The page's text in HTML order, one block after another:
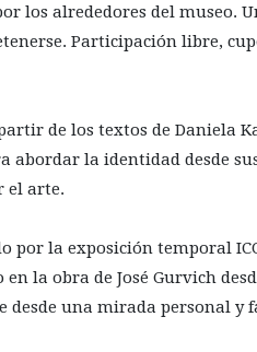
los alrededores del museo.
Participación libre,
de los textos de Daniela
abordar la identidad desde
el arte.
la exposición temporal
la obra de José Gurvich
desde una mirada personal y